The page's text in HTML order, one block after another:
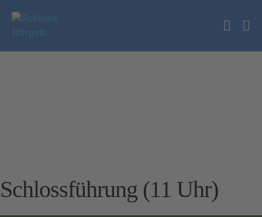
Inhalt
Schlossführung (11 Uhr)